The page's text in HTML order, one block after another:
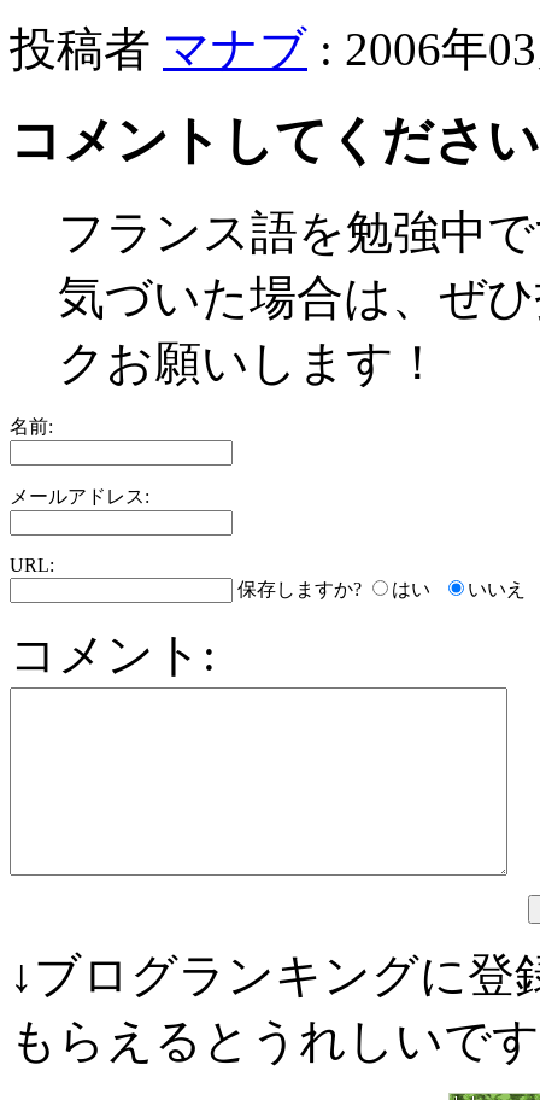
投稿者 マナブ : 2006年
コメントしてください
フランス語を勉強中
気づいた場合は、ぜ
クお願いします！
名前:
メールアドレス:
URL:
保存しますか?
はい いいえ
コメント:
↓ブログランキングに登
もらえるとうれしいで